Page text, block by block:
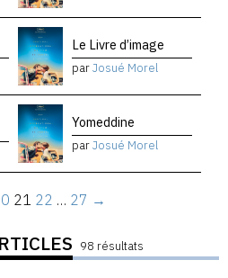
Le Livre d’image
parJosué Morel
Yomeddine
parJosué Morel
21 22 … 27 →
98 résultats